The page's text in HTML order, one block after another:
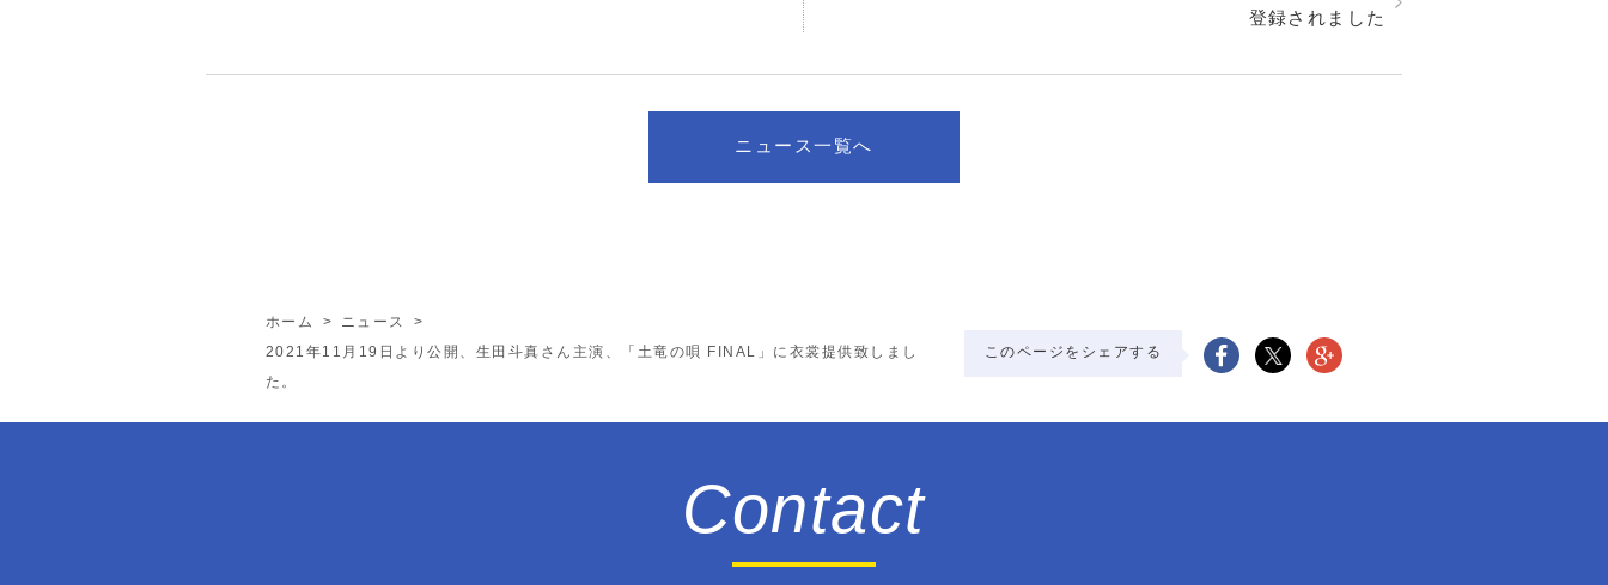
登録されました
ニュース一覧へ
ホーム > ニュース
>
2021年11月19日より公開、生田斗真さん主演、「土竜の唄 FINAL」に衣裳提供致しまし
た。
このページをシェアする
Contact